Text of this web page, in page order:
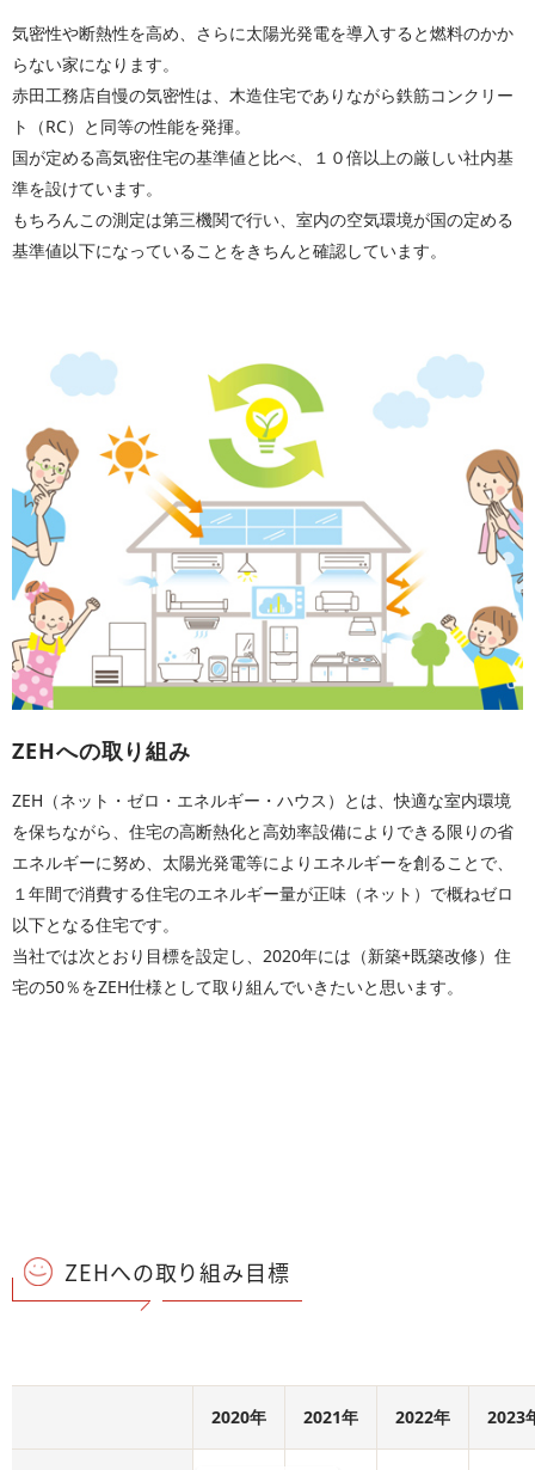
気密性や断熱性を高め、さらに太陽光発電を導入すると燃料のかか
らない家になります。
赤田工務店自慢の気密性は、木造住宅でありながら鉄筋コンクリー
ト（RC）と同等の性能を発揮。
国が定める高気密住宅の基準値と比べ、１０倍以上の厳しい社内基
準を設けています。
もちろんこの測定は第三機関で行い、室内の空気環境が国の定める
基準値以下になっていることをきちんと確認しています。
ZEHへの取り組み
ZEH（ネット・ゼロ・エネルギー・ハウス）とは、快適な室内環境
を保ちながら、住宅の高断熱化と高効率設備によりできる限りの省
エネルギーに努め、太陽光発電等によりエネルギーを創ることで、
１年間で消費する住宅のエネルギー量が正味（ネット）で概ねゼロ
以下となる住宅です。
当社では次とおり目標を設定し、2020年には（新築+既築改修）住
宅の50％をZEH仕様として取り組んでいきたいと思います。
ZEHへの取り組み目標
2020年 2021年 2022年 2023